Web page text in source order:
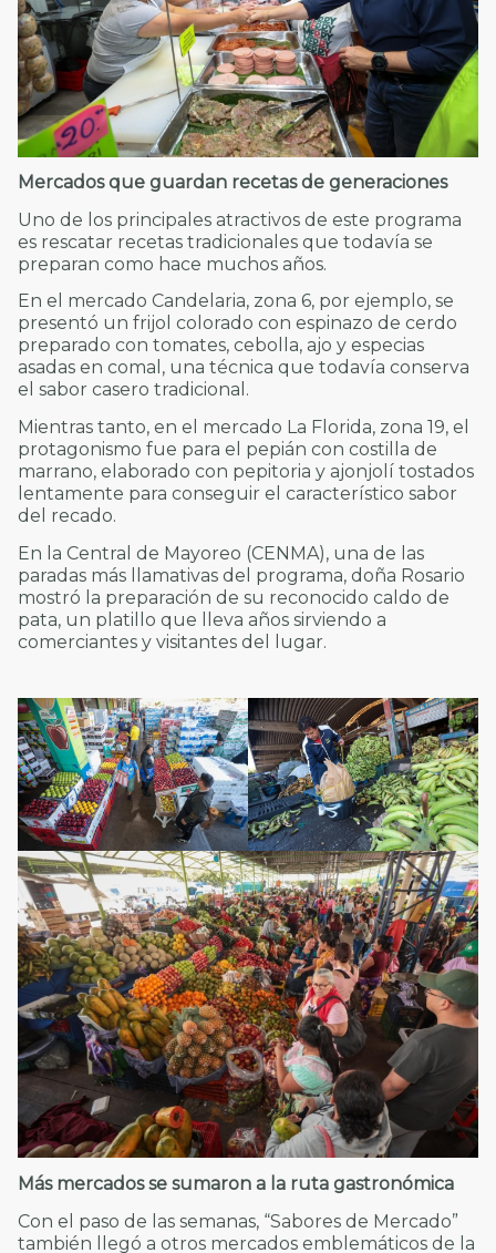
Mercados que guardan recetas de generaciones
Uno de los principales atractivos de este programa
es rescatar recetas tradicionales que todavía se
preparan como hace muchos años.
En el mercado Candelaria, zona 6, por ejemplo, se
presentó un frijol colorado con espinazo de cerdo
preparado con tomates, cebolla, ajo y especias
asadas en comal, una técnica que todavía conserva
el sabor casero tradicional.
Mientras tanto, en el mercado La Florida, zona 19, el
protagonismo fue para el pepián con costilla de
marrano, elaborado con pepitoria y ajonjolí tostados
lentamente para conseguir el característico sabor
del recado.
En la Central de Mayoreo (CENMA), una de las
paradas más llamativas del programa, doña Rosario
mostró la preparación de su reconocido caldo de
pata, un platillo que lleva años sirviendo a
comerciantes y visitantes del lugar.
Más mercados se sumaron a la ruta gastronómica
Con el paso de las semanas, “Sabores de Mercado”
también llegó a otros mercados emblemáticos de la